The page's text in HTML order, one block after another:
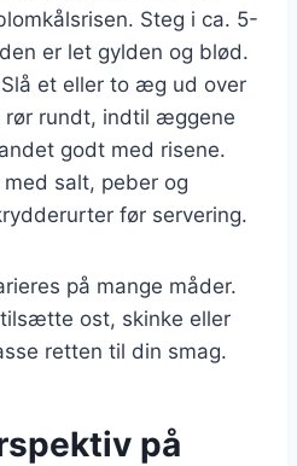
Steg i ca. 5-
er let gylden og blød.
et eller to æg ud over
rør rundt, indtil æggene
godt med risene.
med salt, peber og
før servering.
på mange måder.
ost, skinke eller
retten til din smag.
på